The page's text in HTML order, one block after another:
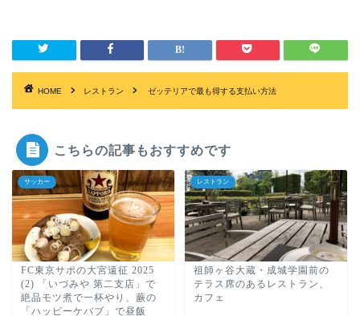
HOME レストラン ゼッテリアで最も得する支払い方法
こちらの記事もおすすめです
サッカー
FC東京サポの大宮遠征 2025
(2) 「いづみや 第二支店」で
絶品モツ煮で一杯やり、蕨の
「ハッピーケバブ」で昼飯
レストラン
祖師ヶ谷大蔵・成城学園前の
テラス席のあるレストラン、
カフェ